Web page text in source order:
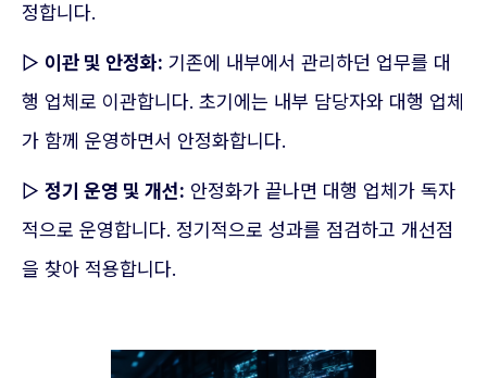
정합니다.
▷ 이관 및 안정화: 기존에 내부에서 관리하던 업무를 대
행 업체로 이관합니다. 초기에는 내부 담당자와 대행 업체
가 함께 운영하면서 안정화합니다.
▷ 정기 운영 및 개선: 안정화가 끝나면 대행 업체가 독자
적으로 운영합니다. 정기적으로 성과를 점검하고 개선점
을 찾아 적용합니다.